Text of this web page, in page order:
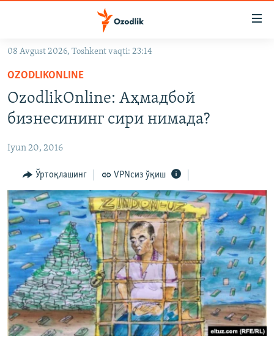
Асосий
навигацияга
ўтинг
Қидиришга
OZODVIDEO
OZODARXIV
На русском
ИЖТИМОИЙ ТАРМОҚЛАР
Озодлик бошқа тилларда
08 Avgust 2026, Toshkent vaqti: 23:14
OZODLIKONLINE
OzodlikOnline: Аҳмадбой
бизнесининг сири нимада?
Iyun 20, 2016
Ўртоқлашинг VPNсиз ўқиш